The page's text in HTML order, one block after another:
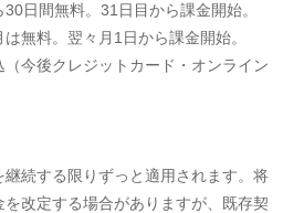
日間無料。31日目から課金開始。
無料。翌々月1日から課金開始。
（今後クレジットカード・オンライン
続する限りずっと適用されます。将
改定する場合がありますが、既存契